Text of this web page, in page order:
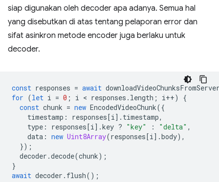
siap digunakan oleh decoder apa adanya. Semua hal
yang disebutkan di atas tentang pelaporan error dan
sifat asinkron metode encoder juga berlaku untuk
decoder.
const responses = await
for (let i = 0 ; i < responses . length ; i++)
{
const chunk = new EncodedVideoChunk({
timestamp : responses[i ]. timestamp,
type : responses[i ].key ? "key" : "delta" ,
data : new Uint8Array(responses[i ].body),
});
decoder .decode(chunk);
}
await decoder . flush();